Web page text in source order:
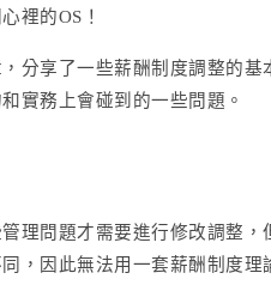
裡的OS！
分享了一些薪酬制度調整的基
實務上會碰到的一些問題。
理問題才需要進行修改調整，
，因此無法用一套薪酬制度理